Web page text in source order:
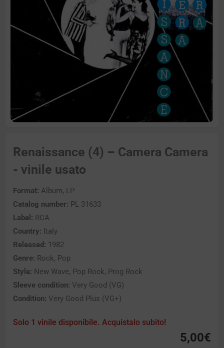
Renaissance (4) – Camera Camera
- vinile usato
Format: Album, LP
Catalog number: PL 31633
Label: RCA
Country: Italy
Released: 1982
Genre: Rock, Pop
Style: New Wave, Pop Rock, Prog Rock
Sleeve condition: Very Good (VG)
Condition: Very Good Plus (VG+)
Solo 1 vinile disponibile. Acquistalo subito!
5,00€